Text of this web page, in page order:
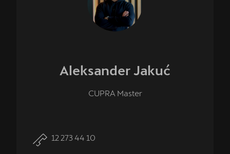
Aleksander Jakuć
CUPRA Master
12 273 44 10